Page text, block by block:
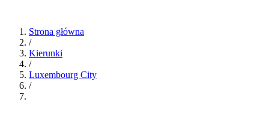
Strona główna
/
Kierunki
/
Luxembourg City
/